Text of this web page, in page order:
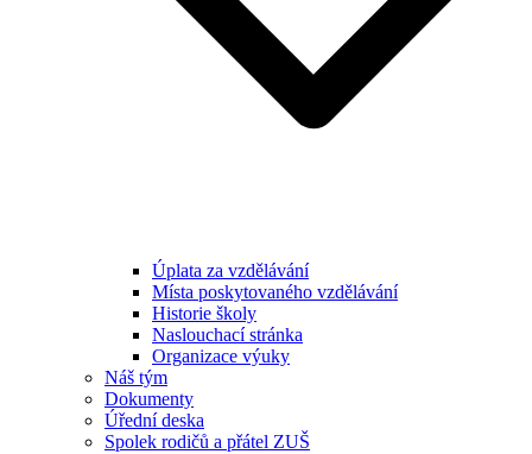
Úplata za vzdělávání
Místa poskytovaného vzdělávání
Historie školy
Naslouchací stránka
Organizace výuky
Náš tým
Dokumenty
Úřední deska
Spolek rodičů a přátel ZUŠ